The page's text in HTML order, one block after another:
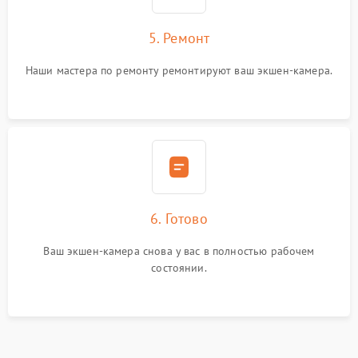
5. Ремонт
Наши мастера по ремонту ремонтируют ваш экшен-камера.
6. Готово
Ваш экшен-камера снова у вас в полностью рабочем
состоянии.